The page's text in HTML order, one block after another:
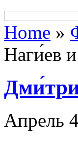
Home »
Наги́ев
Апрель